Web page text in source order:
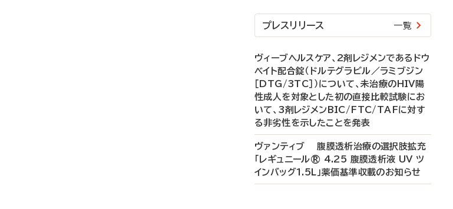
プレスリリース 一覧
ヴィーブヘルスケア、2剤レジメンであるドウ
ベイト配合錠（ドルテグラビル／ラミブジン
［DTG/3TC］）について、未治療のHIV陽
性成人を対象とした初の直接比較試験にお
いて、3剤レジメンBIC/FTC/TAFに対す
る非劣性を示したことを発表
ヴァンティブ 腹膜透析治療の選択肢拡充
「レギュニール® 4.25 腹膜透析液 UV ツ
インバッグ1.5L」薬価基準収載のお知らせ